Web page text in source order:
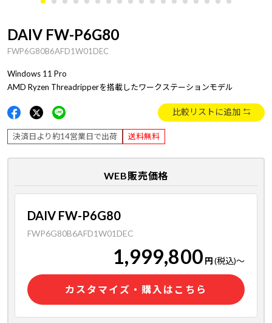
DAIV FW-P6G80
FWP6G80B6AFD1W01DEC
Windows 11 Pro
AMD Ryzen Threadripperを搭載したワークステーションモデル
比較リストに追加
決済日より約14営業日で出荷 送料無料
WEB販売価格
DAIV FW-P6G80
FWP6G80B6AFD1W01DEC
1,999,800 円(税込)～
カスタマイズ・購入はこちら